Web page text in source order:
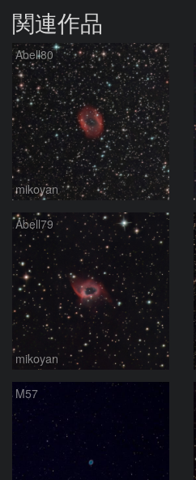
関連作品
Abell80
mikoyan
Abell79
mikoyan
M57